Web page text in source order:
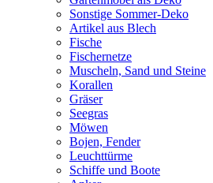
Sonstige Sommer-Deko
Artikel aus Blech
Fische
Fischernetze
Muscheln, Sand und Steine
Korallen
Gräser
Seegras
Möwen
Bojen, Fender
Leuchttürme
Schiffe und Boote